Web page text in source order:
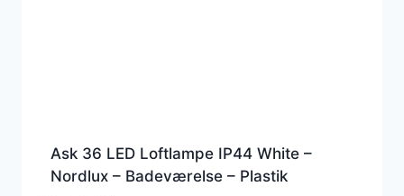
Ask 36 LED Loftlampe IP44 White –
Nordlux – Badeværelse – Plastik